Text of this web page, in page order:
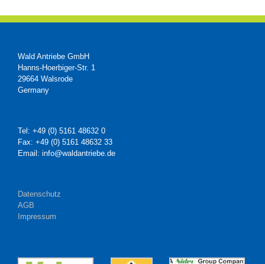
Wald Antriebe GmbH
Hanns-Hoerbiger-Str. 1
29664 Walsrode
Germany
Tel: +49 (0) 5161 48632 0
Fax: +49 (0) 5161 48632 33
Email: info@waldantriebe.de
Datenschutz
AGB
Impressum